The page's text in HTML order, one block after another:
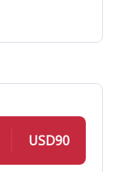
USD90